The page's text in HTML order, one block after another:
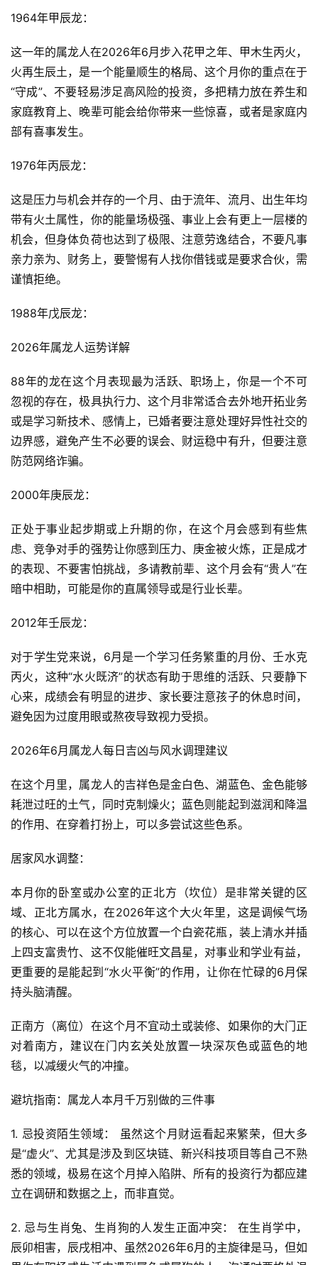
1964年甲辰龙：
这一年的属龙人在2026年6月步入花甲之年、甲木生丙火，
火再生辰土，是一个能量顺生的格局、这个月你的重点在于
“守成”、不要轻易涉足高风险的投资，多把精力放在养生和
家庭教育上、晚辈可能会给你带来一些惊喜，或者是家庭内
部有喜事发生。
1976年丙辰龙：
这是压力与机会并存的一个月、由于流年、流月、出生年均
带有火土属性，你的能量场极强、事业上会有更上一层楼的
机会，但身体负荷也达到了极限、注意劳逸结合，不要凡事
亲力亲为、财务上，要警惕有人找你借钱或是要求合伙，需
谨慎拒绝。
1988年戊辰龙：
2026年属龙人运势详解
88年的龙在这个月表现最为活跃、职场上，你是一个不可
忽视的存在，极具执行力、这个月非常适合去外地开拓业务
或是学习新技术、感情上，已婚者要注意处理好异性社交的
边界感，避免产生不必要的误会、财运稳中有升，但要注意
防范网络诈骗。
2000年庚辰龙：
正处于事业起步期或上升期的你，在这个月会感到有些焦
虑、竞争对手的强势让你感到压力、庚金被火炼，正是成才
的表现、不要害怕挑战，多请教前辈、这个月会有“贵人”在
暗中相助，可能是你的直属领导或是行业长辈。
2012年壬辰龙：
对于学生党来说，6月是一个学习任务繁重的月份、壬水克
丙火，这种“水火既济”的状态有助于思维的活跃、只要静下
心来，成绩会有明显的进步、家长要注意孩子的休息时间，
避免因为过度用眼或熬夜导致视力受损。
2026年6月属龙人每日吉凶与风水调理建议
在这个月里，属龙人的吉祥色是金白色、湖蓝色、金色能够
耗泄过旺的土气，同时克制燥火；蓝色则能起到滋润和降温
的作用、在穿着打扮上，可以多尝试这些色系。
居家风水调整：
本月你的卧室或办公室的正北方（坎位）是非常关键的区
域、正北方属水，在2026年这个大火年里，这是调候气场
的核心、可以在这个方位放置一个白瓷花瓶，装上清水并插
上四支富贵竹、这不仅能催旺文昌星，对事业和学业有益，
更重要的是能起到“水火平衡”的作用，让你在忙碌的6月保
持头脑清醒。
正南方（离位）在这个月不宜动土或装修、如果你的大门正
对着南方，建议在门内玄关处放置一块深灰色或蓝色的地
毯，以减缓火气的冲撞。
避坑指南：属龙人本月千万别做的三件事
1. 忌投资陌生领域： 虽然这个月财运看起来繁荣，但大多
是“虚火”、尤其是涉及到区块链、新兴科技项目等自己不熟
悉的领域，极易在这个月掉入陷阱、所有的投资行为都应建
立在调研和数据之上，而非直觉。
2. 忌与生肖兔、生肖狗的人发生正面冲突： 在生肖学中，
辰卯相害，辰戌相冲、虽然2026年6月的主旋律是马，但如